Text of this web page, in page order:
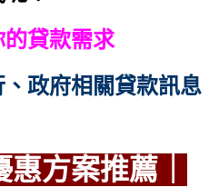
貸款需求
政府相關貸款訊息
惠方案推薦｜